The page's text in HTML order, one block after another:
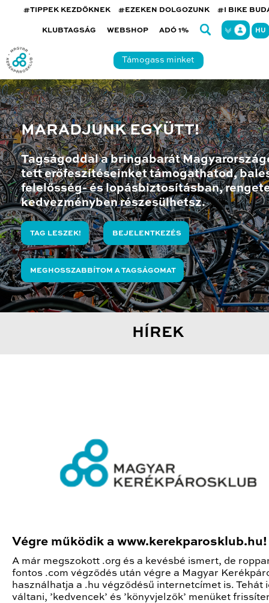
#TIPPEK KEZDŐKNEK #EZEKEN DOLGOZUNK #I BIKE
KLUBTAGSÁG WEBSHOP ADÓ 1% HU
Támogass minket
MARADJUNK EGYÜTT!
Tagságoddal a bringabarát
tett erőfeszítéseinket támogathatod,
felelősség- és lopásbiztosításban,
kedvezményben részesülhetsz.
TAG LESZEK! BEJELENTKEZÉS
MEGHOSSZABBÍTOM A TAGSÁGOMAT
HÍREK
Végre működik a www.kerekparosklub.hu!
A már megszokott .org és a kevésbé ismert, de
fontos .com végződés után végre a Magyar
használhatja a .hu végződésű internetcímet is. Tehát
váltani, ’kedvencek’ és ’könyvjelzők’ menüket